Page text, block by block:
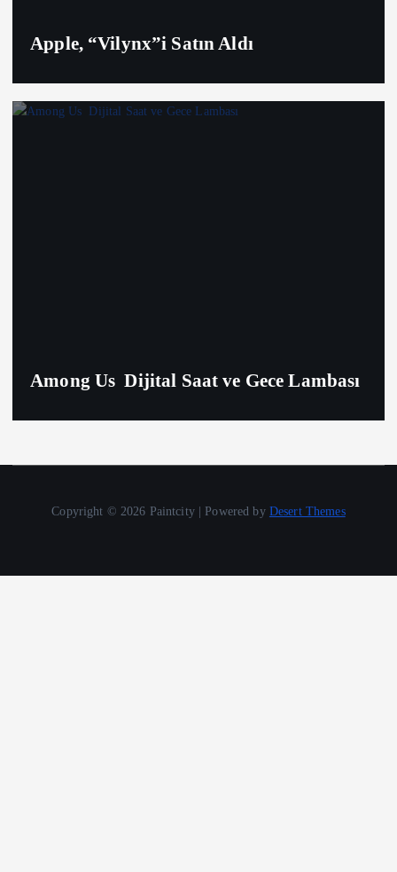
Apple, “Vilynx”i Satın Aldı
Among Us Dijital Saat ve Gece Lambası
Copyright © 2026 Paintcity | Powered by Desert Themes